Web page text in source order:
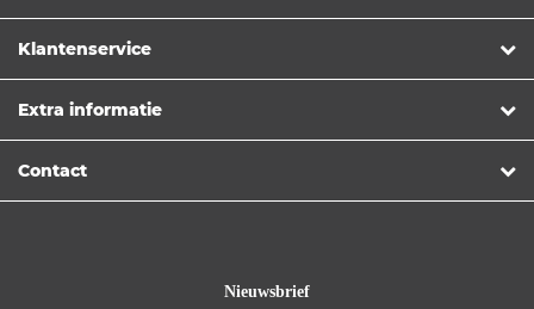
Klantenservice
Extra informatie
Contact
Nieuwsbrief